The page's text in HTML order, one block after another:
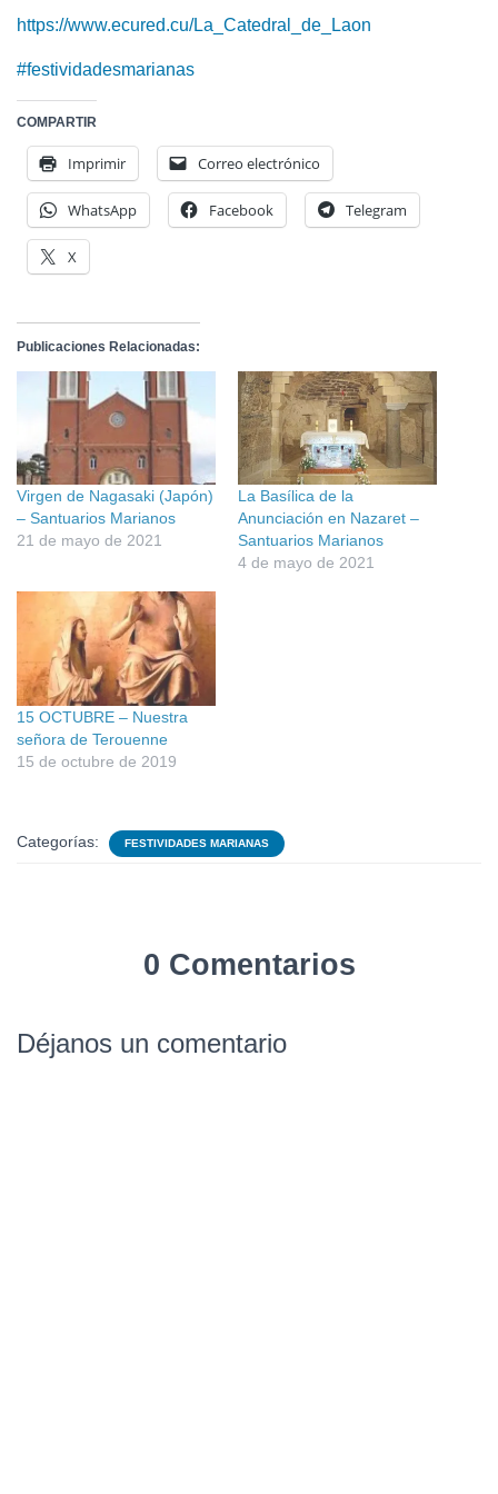
https://www.ecured.cu/La_Catedral_de_Laon
#festividadesmarianas
COMPARTIR
Imprimir Correo electrónico
WhatsApp Facebook Telegram
X
Publicaciones Relacionadas:
Virgen de Nagasaki (Japón)
– Santuarios Marianos
21 de mayo de 2021
La Basílica de la
Anunciación en Nazaret –
Santuarios Marianos
4 de mayo de 2021
15 OCTUBRE – Nuestra
señora de Terouenne
15 de octubre de 2019
Categorías: FESTIVIDADES MARIANAS
0 Comentarios
Déjanos un comentario